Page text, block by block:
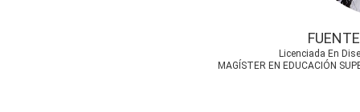
Licenciada En
MAGÍSTER EN EDUCACIÓN